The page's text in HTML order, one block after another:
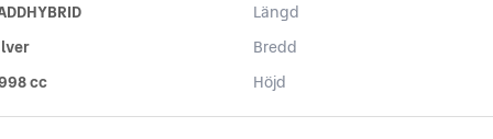
cc
Längd
Bredd
Höjd